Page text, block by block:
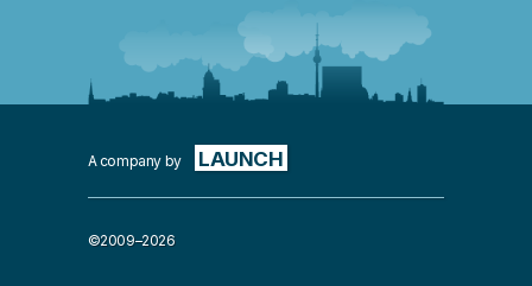
A company by LAUNCH
©2009–2026